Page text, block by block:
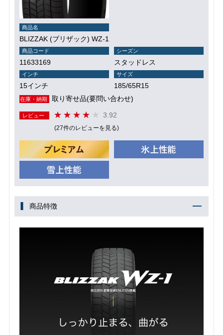
商品名
BLIZZAK (ブリザック) WZ-1
商品コード
11633169
シーズン
スタッドレス
インチ
15インチ
サイズ
185/65R15
在庫・納期 取り寄せ品(要問い合わせ)
レビュー 3.92
(27件のレビューを見る)
商品特徴